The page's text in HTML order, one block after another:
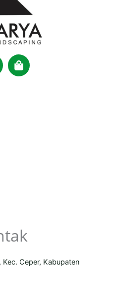
Shopping-
bag
Ceper, Kabupaten